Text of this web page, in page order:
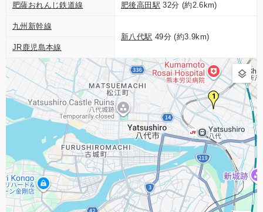
肥薩おれんじ鉄道線 肥後高田駅 32分 (約2.6km)
九州新幹線
新八代駅 49分 (約3.9km)
JR鹿児島本線
1